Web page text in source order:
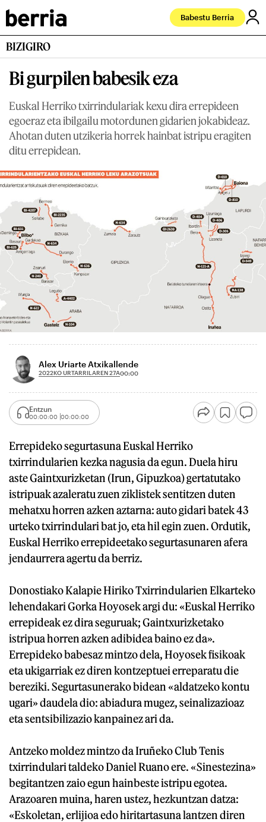
Babestu Berria
BIZIGIRO
Bi gurpilen babesik eza
Euskal Herriko txirrindulariak kexu dira errepideen
egoeraz eta ibilgailu motordunen gidarien jokabideaz.
Ahotan duten utzikeria horrek hainbat istripu eragiten
ditu errepidean.
Alex Uriarte Atxikallende
2022KO URTARRILAREN 27A00:00
Entzun
00:00:00 00:00:00
Errepideko segurtasuna Euskal Herriko
txirrindularien kezka nagusia da egun. Duela hiru
aste Gaintxurizketan (Irun, Gipuzkoa) gertatutako
istripuak azaleratu zuen ziklistek sentitzen duten
mehatxu horren azken aztarna: auto gidari batek 43
urteko txirrindulari bat jo, eta hil egin zuen. Ordutik,
Euskal Herriko errepideetako segurtasunaren afera
jendaurrera agertu da berriz.
Donostiako Kalapie Hiriko Txirrindularien Elkarteko
lehendakari Gorka Hoyosek argi du: «Euskal Herriko
errepideak ez dira seguruak; Gaintxurizketako
istripua horren azken adibidea baino ez da».
Errepideko babesaz mintzo dela, Hoyosek fisikoak
eta ukigarriak ez diren kontzeptuei erreparatu die
bereziki. Segurtasunerako bidean «aldatzeko kontu
ugari» daudela dio: abiadura mugez, seinalizazioaz
eta sentsibilizazio kanpainez ari da.
Antzeko moldez mintzo da Iruñeko Club Tenis
txirrindulari taldeko Daniel Ruano ere. «Sinestezina»
begitantzen zaio egun hainbeste istripu egotea.
Arazoaren muina, haren ustez, hezkuntzan datza:
«Eskoletan, erlijioa edo hiritartasuna lantzen diren